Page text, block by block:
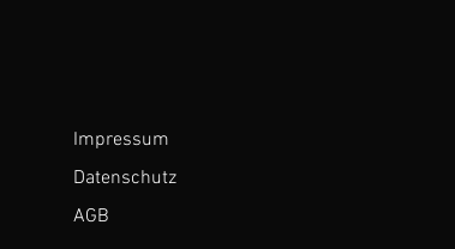
Impressum
Datenschutz
AGB